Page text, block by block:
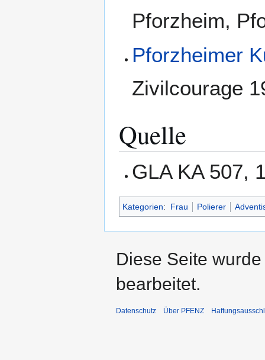
Pforzheim,
Pforzheimer
Zivilcourage
Quelle
GLA KA 507,
Kategorien: Frau Polierer
Diese Seite
bearbeitet.
Datenschutz Über PFENZ